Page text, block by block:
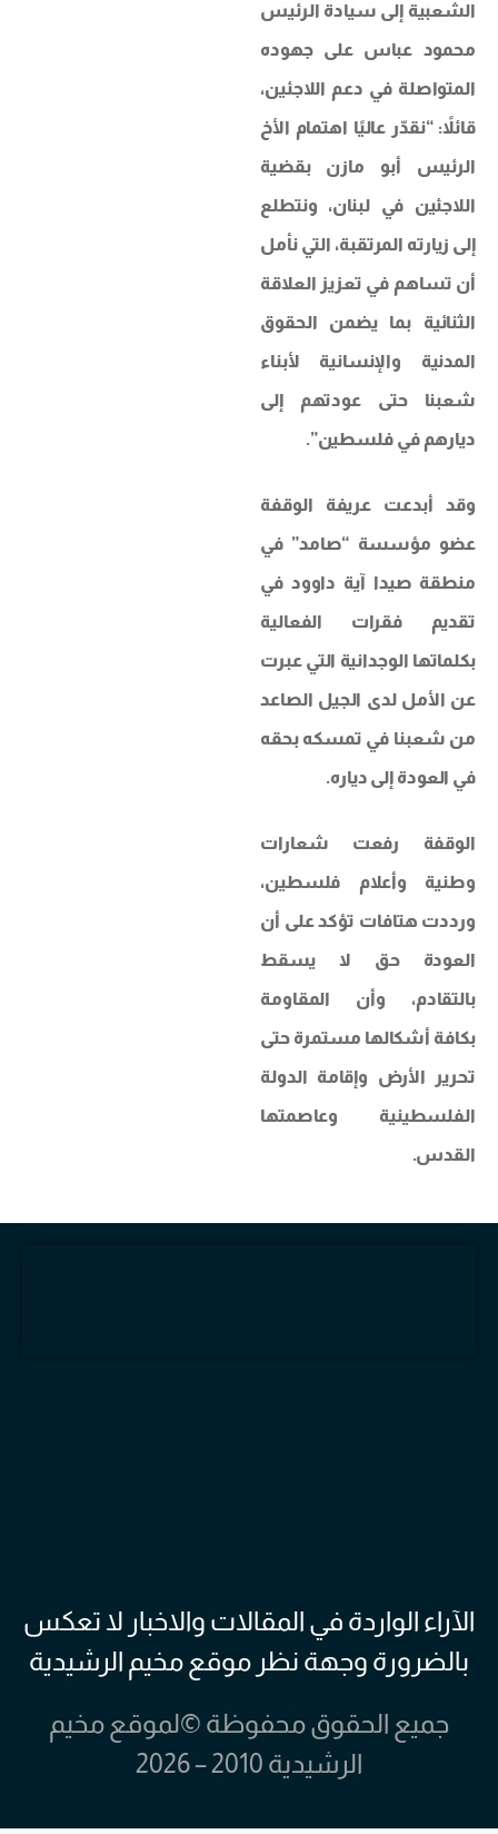
الشعبية إلى سيادة الرئيس
محمود عباس على جهوده
المتواصلة في دعم اللاجئين،
قائلاً: “نقدّر عاليًا اهتمام الأخ
الرئيس أبو مازن بقضية
اللاجئين في لبنان، ونتطلع
إلى زيارته المرتقبة، التي نأمل
أن تساهم في تعزيز العلاقة
الثنائية بما يضمن الحقوق
المدنية والإنسانية لأبناء
شعبنا حتى عودتهم إلى
ديارهم في فلسطين”.
وقد أبدعت عريفة الوقفة
عضو مؤسسة “صامد” في
منطقة صيدا آية داوود في
تقديم فقرات الفعالية
بكلماتها الوجدانية التي عبرت
عن الأمل لدى الجيل الصاعد
من شعبنا في تمسكه بحقه
في العودة إلى دياره.
الوقفة رفعت شعارات
وطنية وأعلام فلسطين،
ورددت هتافات تؤكد على أن
العودة حق لا يسقط
بالتقادم، وأن المقاومة
بكافة أشكالها مستمرة حتى
تحرير الأرض وإقامة الدولة
الفلسطينية وعاصمتها
القدس.
الآراء الواردة في المقالات والاخبار لا تعكس
بالضرورة وجهة نظر موقع مخيم الرشيدية
جميع الحقوق محفوظة ©لموقع مخيم
الرشيدية 2010 – 2026